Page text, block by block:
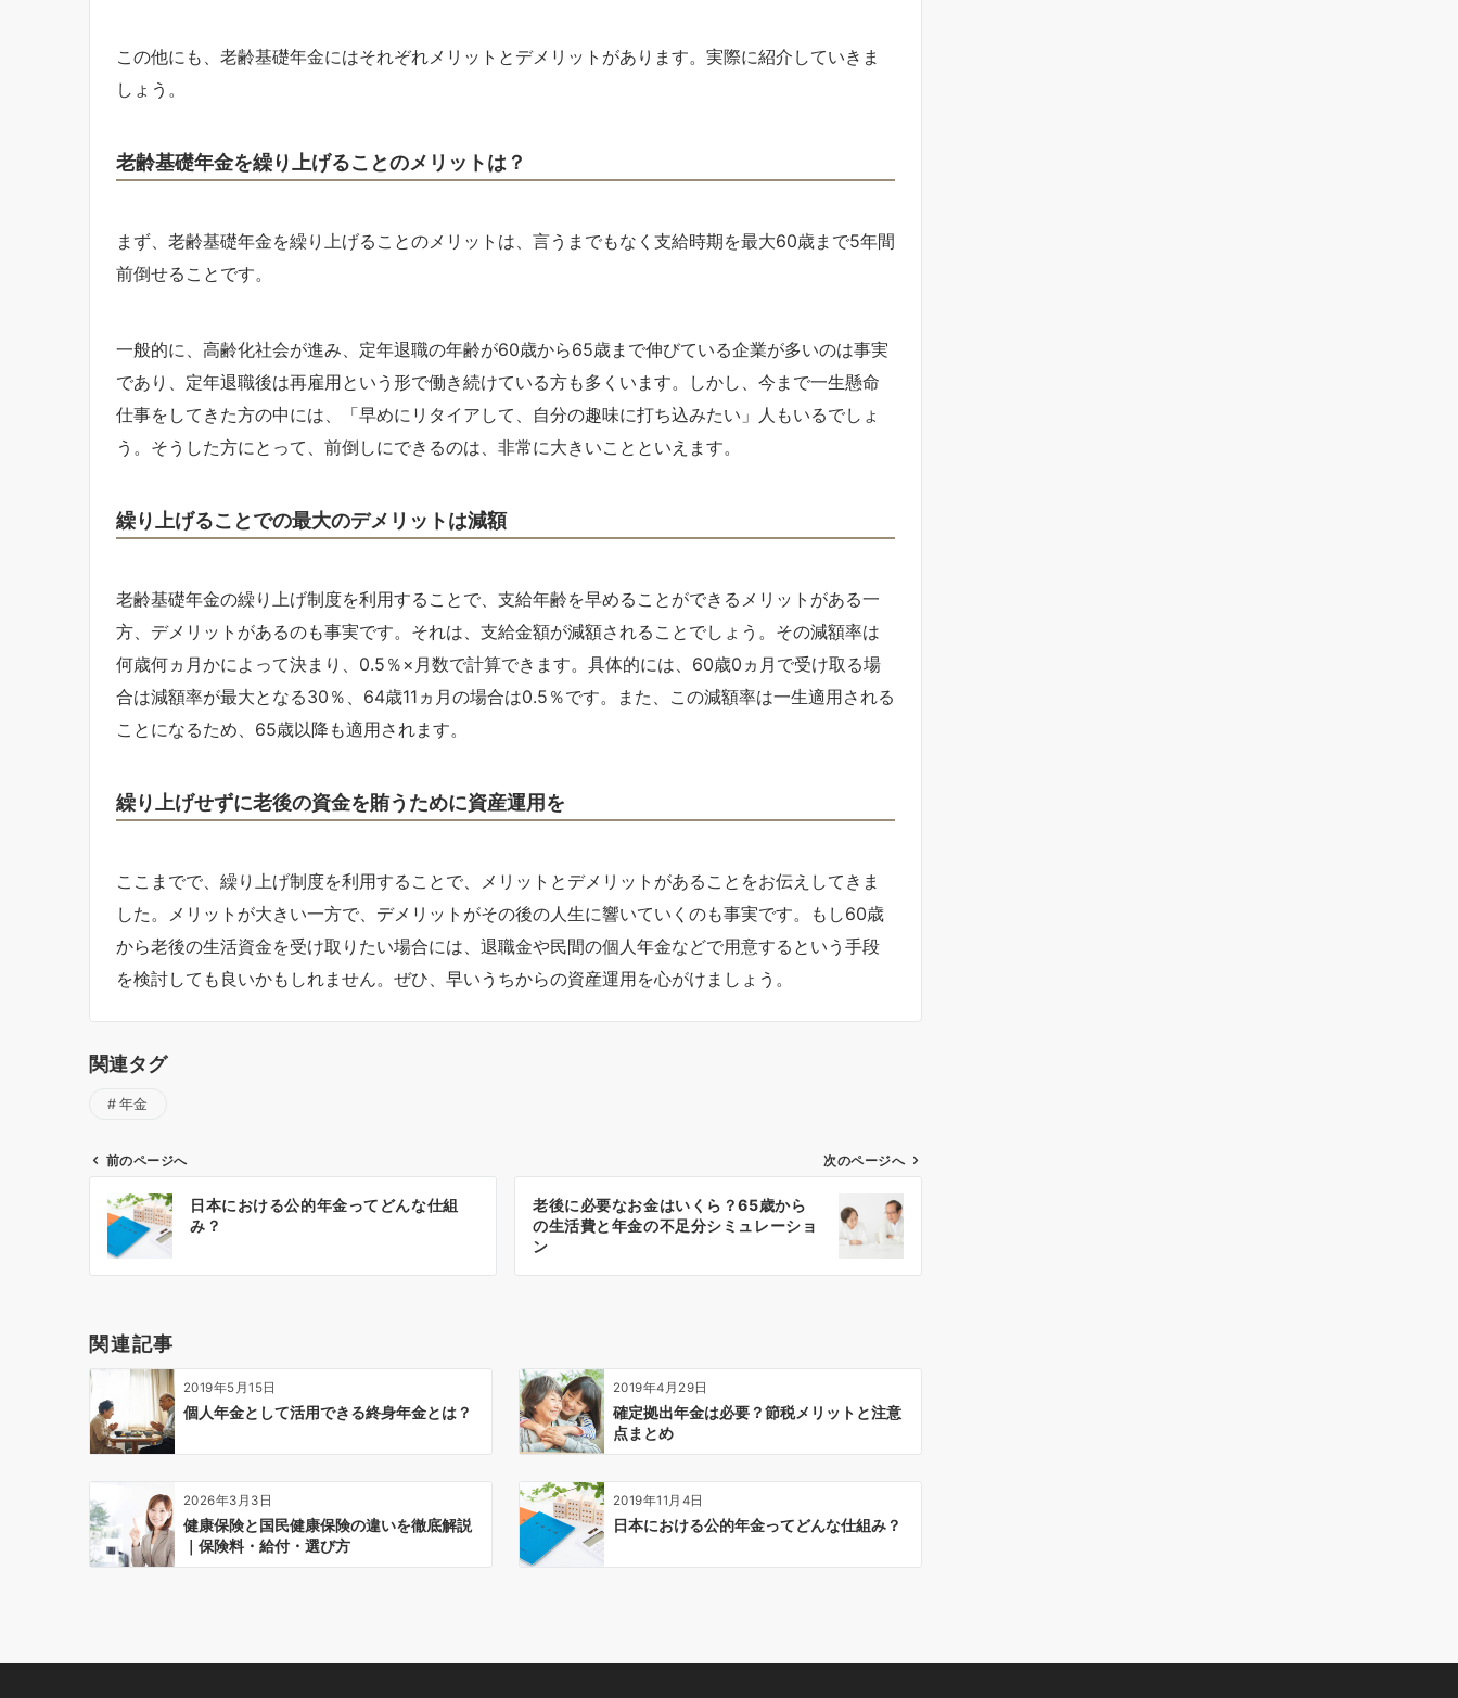
この他にも、老齢基礎年金にはそれぞれメリットとデメリットがあります。実際に紹介していきま
しょう。
老齢基礎年金を繰り上げることのメリットは？
まず、老齢基礎年金を繰り上げることのメリットは、言うまでもなく支給時期を最大60歳まで5年間
前倒せることです。
一般的に、高齢化社会が進み、定年退職の年齢が60歳から65歳まで伸びている企業が多いのは事実
であり、定年退職後は再雇用という形で働き続けている方も多くいます。しかし、今まで一生懸命
仕事をしてきた方の中には、「早めにリタイアして、自分の趣味に打ち込みたい」人もいるでしょ
う。そうした方にとって、前倒しにできるのは、非常に大きいことといえます。
繰り上げることでの最大のデメリットは減額
老齢基礎年金の繰り上げ制度を利用することで、支給年齢を早めることができるメリットがある一
方、デメリットがあるのも事実です。それは、支給金額が減額されることでしょう。その減額率は
何歳何ヵ月かによって決まり、0.5％×月数で計算できます。具体的には、60歳0ヵ月で受け取る場
合は減額率が最大となる30％、64歳11ヵ月の場合は0.5％です。また、この減額率は一生適用される
ことになるため、65歳以降も適用されます。
繰り上げせずに老後の資金を賄うために資産運用を
ここまでで、繰り上げ制度を利用することで、メリットとデメリットがあることをお伝えしてきま
した。メリットが大きい一方で、デメリットがその後の人生に響いていくのも事実です。もし60歳
から老後の生活資金を受け取りたい場合には、退職金や民間の個人年金などで用意するという手段
を検討しても良いかもしれません。ぜひ、早いうちからの資産運用を心がけましょう。
関連タグ
年金
ビ
シ
ョ
ン
前のページへ
日本における公的年金ってどんな仕組
み？
次のページへ
老後に必要なお金はいくら？65歳から
の生活費と年金の不足分シミュレーショ
ン
関連記事
2019年5月15日
個人年金として活用できる終身年金とは？
2019年4月29日
確定拠出年金は必要？節税メリットと注意
点まとめ
2026年3月3日
健康保険と国民健康保険の違いを徹底解説
｜保険料・給付・選び方
2019年11月4日
日本における公的年金ってどんな仕組み？